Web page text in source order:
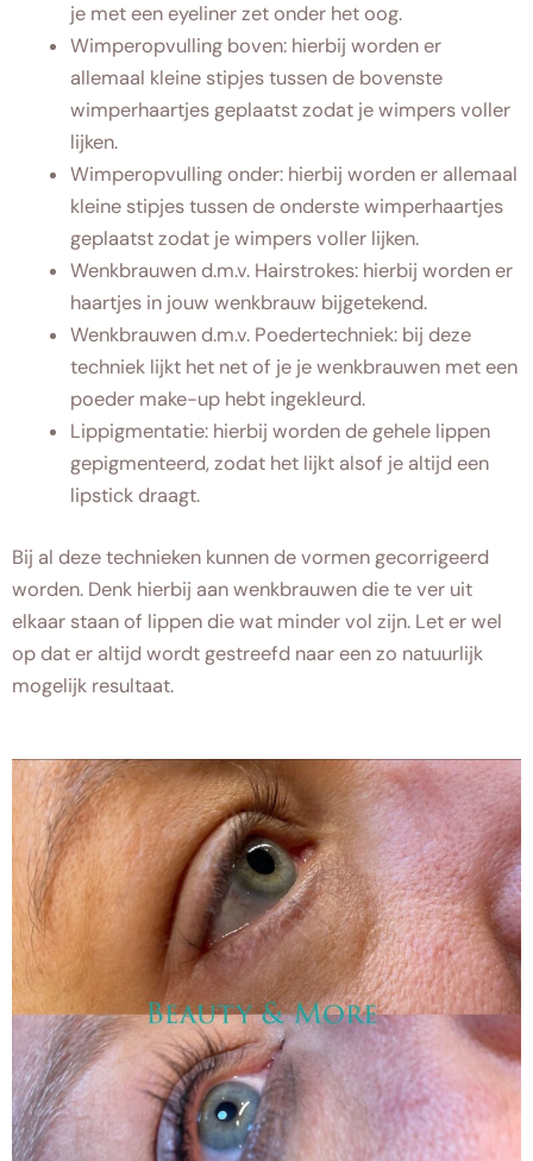
je met een eyeliner zet onder het oog.
Wimperopvulling boven: hierbij worden er
allemaal kleine stipjes tussen de bovenste
wimperhaartjes geplaatst zodat je wimpers voller
lijken.
Wimperopvulling onder: hierbij worden er allemaal
kleine stipjes tussen de onderste wimperhaartjes
geplaatst zodat je wimpers voller lijken.
Wenkbrauwen d.m.v. Hairstrokes: hierbij worden er
haartjes in jouw wenkbrauw bijgetekend.
Wenkbrauwen d.m.v. Poedertechniek: bij deze
techniek lijkt het net of je je wenkbrauwen met een
poeder make-up hebt ingekleurd.
Lippigmentatie: hierbij worden de gehele lippen
gepigmenteerd, zodat het lijkt alsof je altijd een
lipstick draagt.
Bij al deze technieken kunnen de vormen gecorrigeerd
worden. Denk hierbij aan wenkbrauwen die te ver uit
elkaar staan of lippen die wat minder vol zijn. Let er wel
op dat er altijd wordt gestreefd naar een zo natuurlijk
mogelijk resultaat.